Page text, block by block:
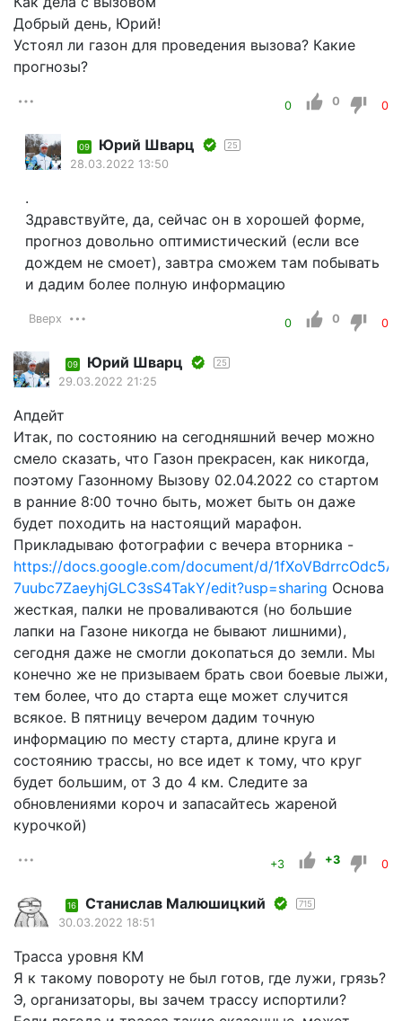
Добрый день, Юрий!
Устоял ли газон для проведения вызова? Какие
прогнозы?
0 0 0
09 Юрий Шварц 25
28.03.2022 13:50
.
Здравствуйте, да, сейчас он в хорошей форме,
прогноз довольно оптимистический (если все
дождем не смоет), завтра сможем там побывать
и дадим более полную информацию
Вверх 0 0 0
09 Юрий Шварц 25
29.03.2022 21:25
Апдейт
Итак, по состоянию на сегодняшний вечер можно
смело сказать, что Газон прекрасен, как никогда,
поэтому Газонному Вызову 02.04.2022 со стартом
в ранние 8:00 точно быть, может быть он даже
будет походить на настоящий марафон.
Прикладываю фотографии с вечера вторника -
https://docs.google.com/document/d/
7uubc7ZaeyhjGLC3sS4TakY/edit?usp=sharing Основа
жесткая, палки не проваливаются (но большие
лапки на Газоне никогда не бывают лишними),
сегодня даже не смогли докопаться до земли. Мы
конечно же не призываем брать свои боевые лыжи,
тем более, что до старта еще может случится
всякое. В пятницу вечером дадим точную
информацию по месту старта, длине круга и
состоянию трассы, но все идет к тому, что круг
будет большим, от 3 до 4 км. Следите за
обновлениями короч и запасайтесь жареной
курочкой)
+3 +3 0
16 Станислав Малюшицкий 715
30.03.2022 18:51
Трасса уровня КМ
Я к такому повороту не был готов, где лужи, грязь?
Э, организаторы, вы зачем трассу испортили?